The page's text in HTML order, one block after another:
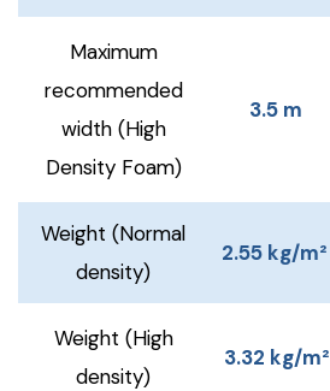
Maximum
recommended
width (High
Density Foam)
3.5 m
Weight (Normal
density)
2.55 kg/m²
Weight (High
density)
3.32 kg/m²